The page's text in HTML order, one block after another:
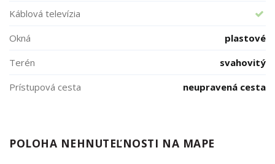
Káblová televízia
Okná
plastové
Terén
svahovitý
Prístupová cesta
neupravená cesta
POLOHA NEHNUTEĽNOSTI NA MAPE